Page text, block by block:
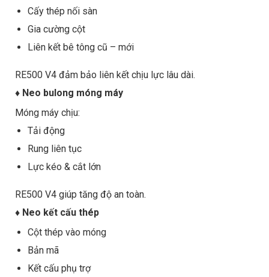
Cấy thép nối sàn
Gia cường cột
Liên kết bê tông cũ – mới
RE500 V4 đảm bảo liên kết chịu lực lâu dài.
♦ Neo bulong móng máy
Móng máy chịu:
Tải động
Rung liên tục
Lực kéo & cắt lớn
RE500 V4 giúp tăng độ an toàn.
♦ Neo kết cấu thép
Cột thép vào móng
Bản mã
Kết cấu phụ trợ